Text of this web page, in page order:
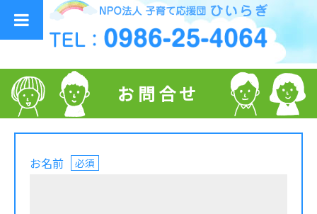
お問合せ
お名前 必須